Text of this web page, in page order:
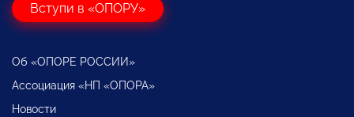
Вступи в «ОПОРУ»
Об «ОПОРЕ РОССИИ»
Ассоциация «НП «ОПОРА»
Новости